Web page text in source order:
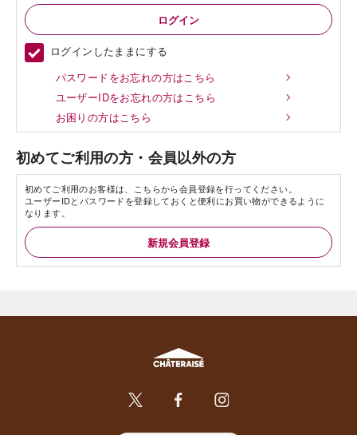
ログインしたままにする
パスワードをお忘れの方はこちら
ユーザーIDをお忘れの方はこちら
お困りの方はこちら
初めてご利用の方・会員以外の方
初めてご利用のお客様は、こちらから会員登録を行ってください。
ユーザーIDとパスワードを登録しておくと便利にお買い物ができるように
なります。